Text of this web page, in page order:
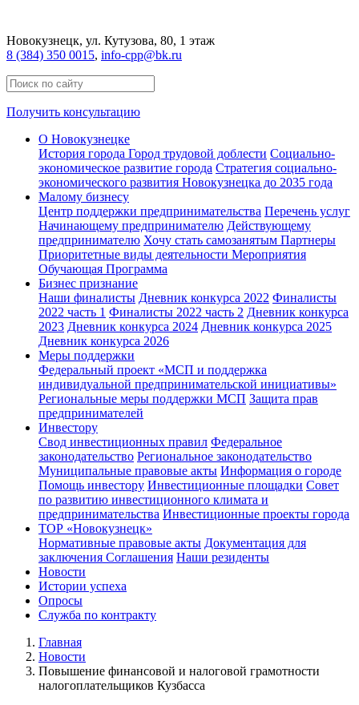
Новокузнецк, ул. Кутузова, 80, 1 этаж
8 (384) 350 0015, info-cpp@bk.ru
Получить консультацию
О Новокузнецке
История города Город трудовой доблести Социально-
экономическое развитие города Стратегия социально-
экономического развития Новокузнецка до 2035 года
Малому бизнесу
Центр поддержки предпринимательства Перечень услуг
Начинающему предпринимателю Действующему
предпринимателю Хочу стать самозанятым Партнеры
Приоритетные виды деятельности Мероприятия
Обучающая Программа
Бизнес признание
Наши финалисты Дневник конкурса 2022 Финалисты
2022 часть 1 Финалисты 2022 часть 2 Дневник конкурса
2023 Дневник конкурса 2024 Дневник конкурса 2025
Дневник конкурса 2026
Меры поддержки
Федеральный проект «МСП и поддержка
индивидуальной предпринимательской инициативы»
Региональные меры поддержки МСП Защита прав
предпринимателей
Инвестору
Свод инвестиционных правил Федеральное
законодательство Региональное законодательство
Муниципальные правовые акты Информация о городе
Помощь инвестору Инвестиционные площадки Совет
по развитию инвестиционного климата и
предпринимательства Инвестиционные проекты города
ТОР «Новокузнецк»
Нормативные правовые акты Документация для
заключения Соглашения Наши резиденты
Новости
Истории успеха
Опросы
Служба по контракту
Главная
Новости
Повышение финансовой и налоговой грамотности
налогоплательщиков Кузбасса